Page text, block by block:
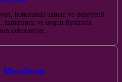
konusunda uzman ve deneyimli
zamanında ve uygun fiyatlarla
dekorasyon…
Merdiven